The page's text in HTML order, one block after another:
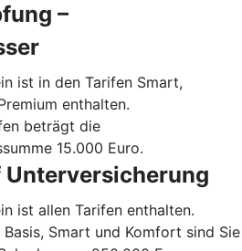
–
ist in den Tarifen Smart,
enthalten.
beträgt die
15.000 Euro.
ist allen Tarifen enthalten.
Basis, Smart und Komfort sind Sie